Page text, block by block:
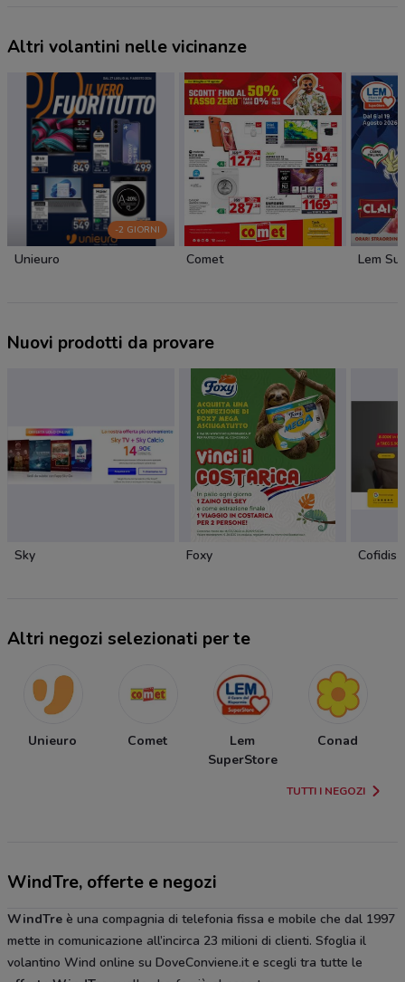
Altri volantini nelle vicinanze
-2 GIORNI
Unieuro Comet Lem
Nuovi prodotti da provare
Sky Foxy Cofidis
Altri negozi selezionati per te
Unieuro Comet
Lem
SuperStore
Conad
TUTTI I NEGOZI
WindTre, offerte e negozi
WindTre è una compagnia di telefonia fissa e mobile che dal 1997
mette in comunicazione all’incirca 23 milioni di clienti. Sfoglia il
volantino Wind online su DoveConviene.it e scegli tra tutte le